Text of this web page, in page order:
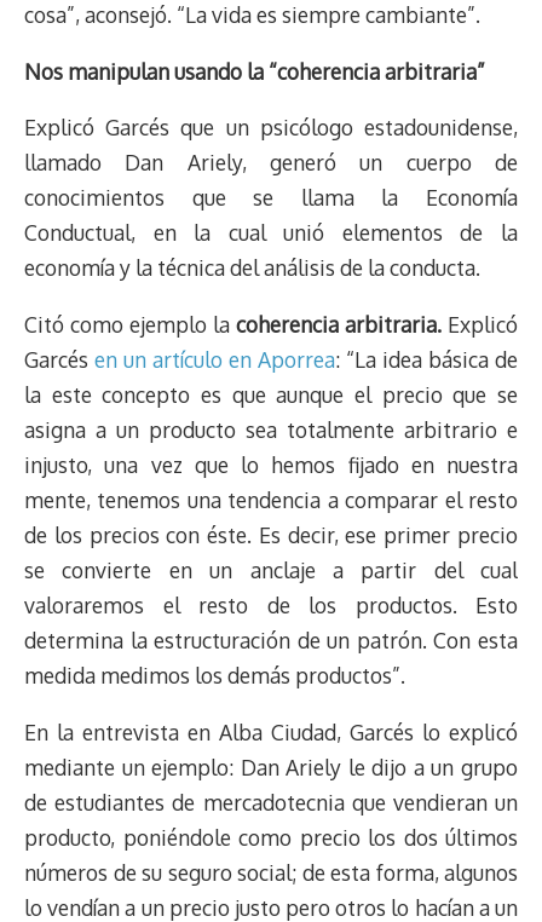
cosa”, aconsejó. “La vida es siempre cambiante”.
Nos manipulan usando la “coherencia arbitraria”
Explicó Garcés que un psicólogo estadounidense,
llamado Dan Ariely, generó un cuerpo de
conocimientos que se llama la Economía
Conductual, en la cual unió elementos de la
economía y la técnica del análisis de la conducta.
Citó como ejemplo la coherencia arbitraria. Explicó
Garcés en un artículo en Aporrea: “La idea básica de
la este concepto es que aunque el precio que se
asigna a un producto sea totalmente arbitrario e
injusto, una vez que lo hemos fijado en nuestra
mente, tenemos una tendencia a comparar el resto
de los precios con éste. Es decir, ese primer precio
se convierte en un anclaje a partir del cual
valoraremos el resto de los productos. Esto
determina la estructuración de un patrón. Con esta
medida medimos los demás productos”.
En la entrevista en Alba Ciudad, Garcés lo explicó
mediante un ejemplo: Dan Ariely le dijo a un grupo
de estudiantes de mercadotecnia que vendieran un
producto, poniéndole como precio los dos últimos
números de su seguro social; de esta forma, algunos
lo vendían a un precio justo pero otros lo hacían a un